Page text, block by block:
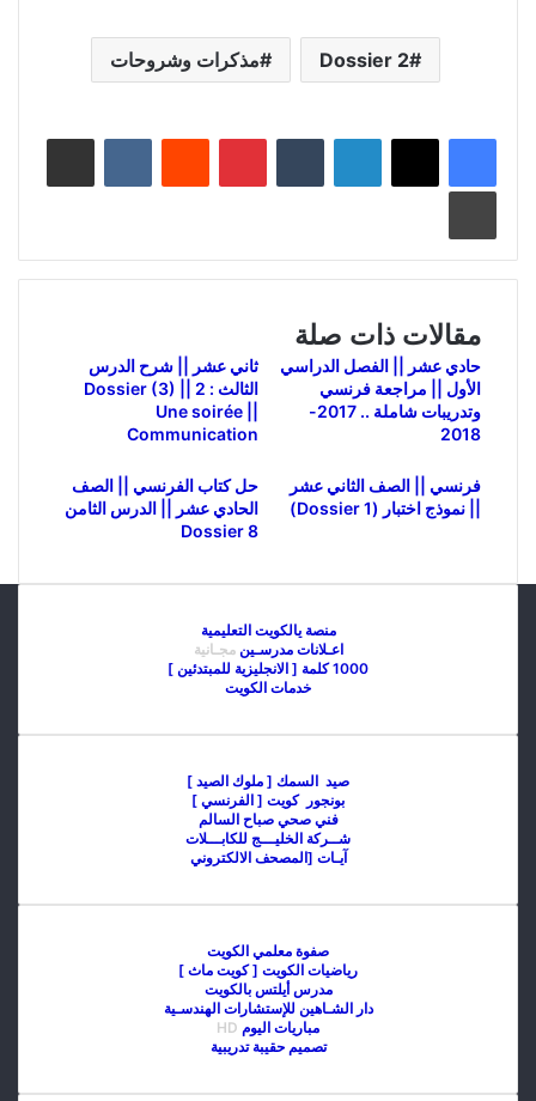
Dossier 2 مذكرات وشروحات
لينكدإن بينتيريست مشاركة عبر البريد
طباعة
مقالات ذات صلة
ثاني عشر || شرح الدرس
الثالث : 2 Dossier (3) ||
Une soirée ||
Communication
حادي عشر || الفصل الدراسي
الأول || مراجعة فرنسي
وتدريبات شاملة .. 2017-
2018
حل كتاب الفرنسي || الصف
الحادي عشر || الدرس الثامن
Dossier 8
فرنسي || الصف الثاني عشر
|| نموذج اختبار (Dossier 1)
منصة يالكويت التعليمية
اعـلانات مدرسـينمجـانية
1000 كلمة [ الانجليزية للمبتدئين ]
خدمات الكويت
صيد السمك [ ملوك الصيد ]
بونجور كويت [ الفرنسي ]
فني صحي صباح السالم
شــركة الخليـــج للكابـــلات
آيـات [المصحف الالكتروني
صفوة معلمي الكويت
رياضيات الكويت [ كويت ماث ]
مدرس أيلتس بالكويت
دار الشـاهين للإستشارات الهندسـية
مباريات اليوم
تصميم حقيبة تدريبية